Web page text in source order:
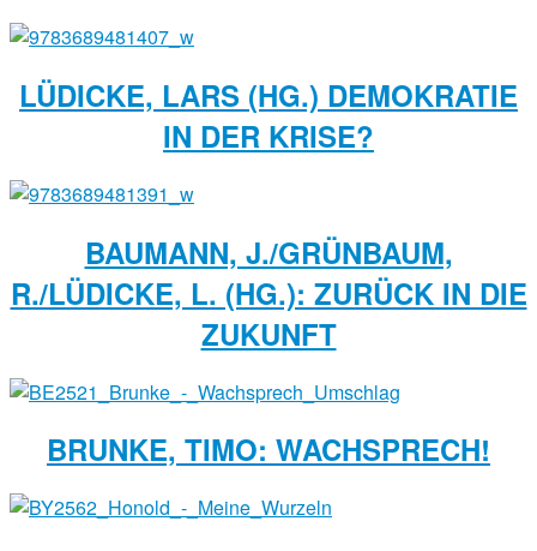
LÜDICKE, LARS (HG.) DEMOKRATIE
IN DER KRISE?
BAUMANN, J./GRÜNBAUM,
R./LÜDICKE, L. (HG.): ZURÜCK IN DIE
ZUKUNFT
BRUNKE, TIMO: WACHSPRECH!